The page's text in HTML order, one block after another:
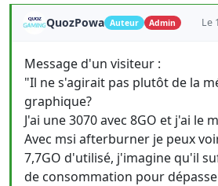
QuozPowa Auteur Admin Le
Message d'un visiteur :
"Il ne s'agirait pas plutôt de la
graphique?
J'ai une 3070 avec 8GO et j'ai le
Avec msi afterburner je peux
7,7GO d'utilisé, j'imagine qu'il
de consommation pour